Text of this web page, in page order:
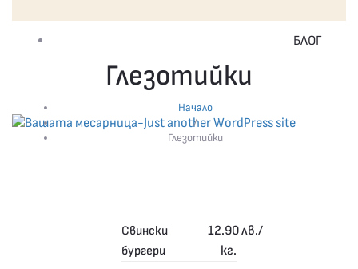
БЛОГ
Глезотийки
Начало
/
Глезотийки
Свински
бургери
12.90лв./
кг.